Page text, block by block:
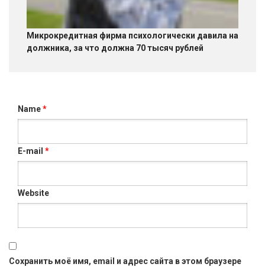
Микрокредитная фирма психологически давила на
должника, за что должна 70 тысяч рублей
Name*
E-mail *
Website
Сохранить моё имя, email и адрес сайта в этом браузере